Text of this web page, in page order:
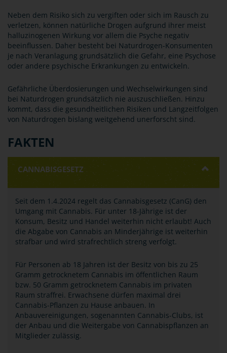
Neben dem Risiko sich zu vergiften oder sich im Rausch zu
verletzen, können natürliche Drogen aufgrund ihrer meist
halluzinogenen Wirkung vor allem die Psyche negativ
beeinflussen. Daher besteht bei Naturdrogen-Konsumenten
je nach Veranlagung grundsätzlich die Gefahr, eine Psychose
oder andere psychische Erkrankungen zu entwickeln.
Gefährliche Überdosierungen und Wechselwirkungen sind
bei Naturdrogen grundsätzlich nie auszuschließen. Hinzu
kommt, dass die gesundheitlichen Risiken und Langzeitfolgen
von Naturdrogen bislang weitgehend unerforscht sind.
FAKTEN
CANNABISGESETZ
Seit dem 1.4.2024 regelt das Cannabisgesetz (CanG) den
Umgang mit Cannabis. Für unter 18-Jährige ist der
Konsum, Besitz und Handel weiterhin nicht erlaubt! Auch
die Abgabe von Cannabis an Minderjährige ist weiterhin
strafbar und wird strafrechtlich streng verfolgt.
Für Personen ab 18 Jahren ist der Besitz von bis zu 25
Gramm getrocknetem Cannabis im öffentlichen Raum
bzw. 50 Gramm getrocknetem Cannabis im privaten
Raum straffrei. Erwachsene dürfen maximal drei
Cannabis-Pflanzen zu Hause anbauen. In
Anbauvereinigungen, sogenannten Cannabis-Clubs, ist
der Anbau und die Weitergabe von Cannabispflanzen an
Mitglieder zulässig.